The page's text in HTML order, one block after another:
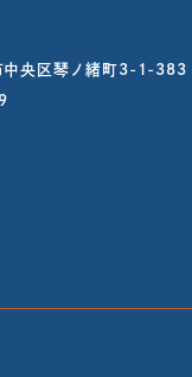
央区琴ノ緒町3-1-383